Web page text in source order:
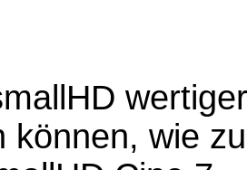
können, wie